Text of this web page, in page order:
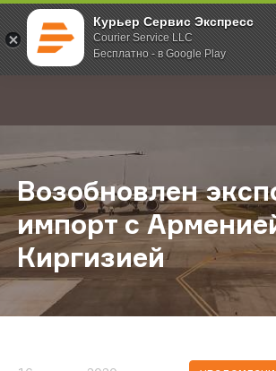
Курьер Сервис Экспресс
Courier Service LLC
Бесплатно - в Google Play
; Главная О компании Новости
Возобновлен
импорт с
Киргизией